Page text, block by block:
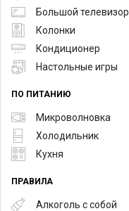
Большой телевизор
Колонки
Кондиционер
Настольные игры
ПО ПИТАНИЮ
Микроволновка
Холодильник
Кухня
ПРАВИЛА
Алкоголь с собой